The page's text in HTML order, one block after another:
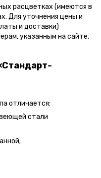
расцветках (имеются в
Для уточнения цены и
и доставки)
указанным на сайте.
отличается:
стали